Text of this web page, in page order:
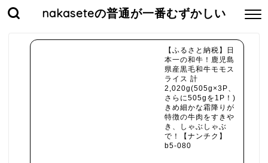
nakaseteの普通が一番むずかしい
【ふるさと納税】日
本一の和牛！鹿児島
県産黒毛和牛モモス
ライス 計
2,020g(505g×3P、
さらに505gを1P！)
きめ細かな霜降りが
特徴の牛肉をすきや
き、しゃぶしゃぶ
で！【ナンチク】
b5-080